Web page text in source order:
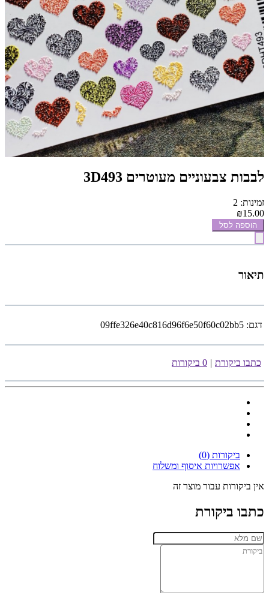
לבבות צבעוניים מעוטרים 3D493
זמינות: 2
₪15.00
הוספה לסל
תיאור
דגם: 09ffe326e40c816d96f6e50f60c02bb5
כתבו ביקורת | 0 ביקורות
ביקורות (0)
אפשרויות איסוף ומשלוח
אין ביקורות עבור מוצר זה
כתבו ביקורת